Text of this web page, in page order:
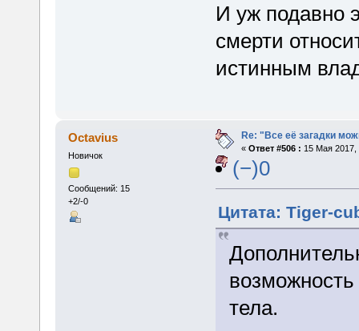
И уж подавно
смерти
истинным
Octavius
Новичок
Сообщений: 15
+2/-0
Re: "Все её загадки
« Ответ #506 : 15 Мая 2017,
(−)0
Цитата: Tiger-
тела.